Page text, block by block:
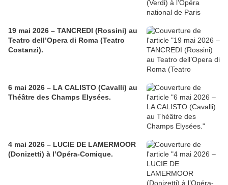
19 mai 2026 – TANCREDI (Rossini) au
Teatro dell’Opera di Roma (Teatro
Costanzi).
6 mai 2026 – LA CALISTO (Cavalli) au
Théâtre des Champs Elysées.
4 mai 2026 – LUCIE DE LAMERMOOR
(Donizetti) à l’Opéra-Comique.